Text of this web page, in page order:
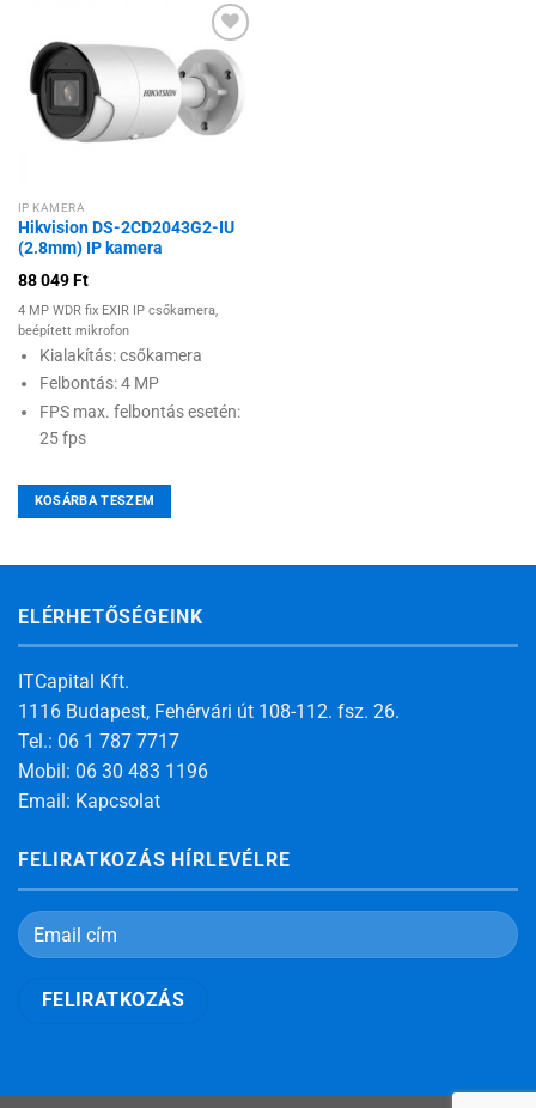
Hozzáadás a
kívánságlistához
IP KAMERA
Hikvision DS-2CD2043G2-IU
(2.8mm) IP kamera
88 049Ft
4 MP WDR fix EXIR IP csőkamera,
beépített mikrofon
Kialakítás: csőkamera
Felbontás: 4 MP
FPS max. felbontás esetén:
25 fps
KOSÁRBA TESZEM
ELÉRHETŐSÉGEINK
ITCapital Kft.
1116 Budapest, Fehérvári út 108-112. fsz. 26.
Tel.: 06 1 787 7717
Mobil: 06 30 483 1196
Email: Kapcsolat
FELIRATKOZÁS HÍRLEVÉLRE